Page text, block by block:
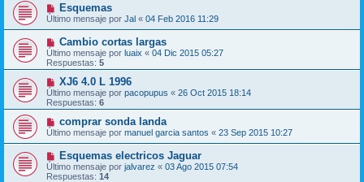
Esquemas
Último mensaje por Jal « 04 Feb 2016 11:29
Cambio cortas largas
Último mensaje por luaix « 04 Dic 2015 05:27
Respuestas: 5
XJ6 4.0 L 1996
Último mensaje por pacopupus « 26 Oct 2015 18:14
Respuestas: 6
comprar sonda landa
Último mensaje por manuel garcia santos « 23 Sep 2015 10:27
Esquemas electricos Jaguar
Último mensaje por jalvarez « 03 Ago 2015 07:54
Respuestas: 14